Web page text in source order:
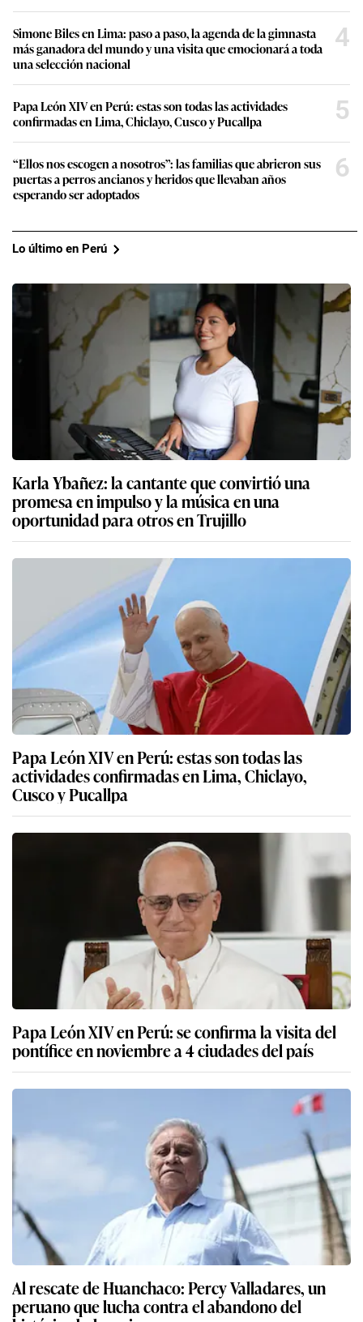
Simone Biles en Lima: paso a paso, la agenda de la gimnasta
más ganadora del mundo y una visita que emocionará a toda
una selección nacional
4
Papa León XIV en Perú: estas son todas las actividades
confirmadas en Lima, Chiclayo, Cusco y Pucallpa
5
“Ellos nos escogen a nosotros”: las familias que abrieron sus
puertas a perros ancianos y heridos que llevaban años
esperando ser adoptados
6
Lo último en Perú
Karla Ybañez: la cantante que convirtió una
promesa en impulso y la música en una
oportunidad para otros en Trujillo
Papa León XIV en Perú: estas son todas las
actividades confirmadas en Lima, Chiclayo,
Cusco y Pucallpa
Papa León XIV en Perú: se confirma la visita del
pontífice en noviembre a 4 ciudades del país
Al rescate de Huanchaco: Percy Valladares, un
peruano que lucha contra el abandono del